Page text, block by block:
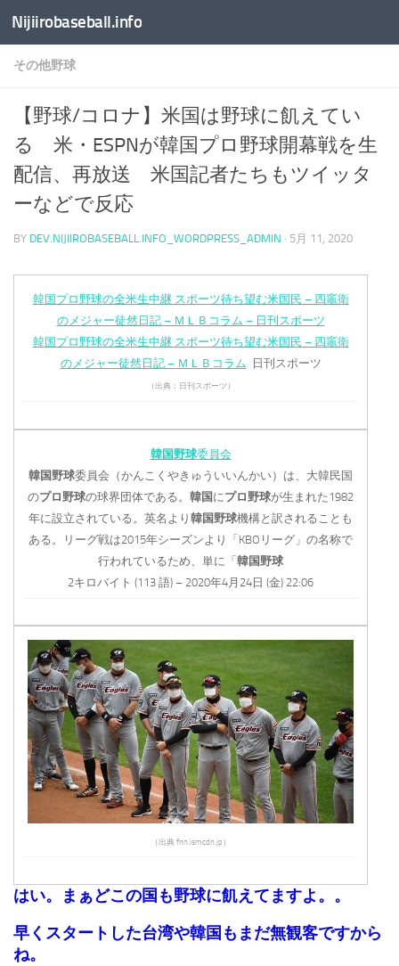
コンテンツへスキップ
Nijiirobaseball.info
その他野球
【野球/コロナ】米国は野球に飢えてい
る 米・ESPNが韓国プロ野球開幕戦を生
配信、再放送 米国記者たちもツイッタ
ーなどで反応
BY DEV.NIJIIROBASEBALL.INFO_WORDPRESS_ADMIN · 5月 11, 2020
韓国プロ野球の全米生中継 スポーツ待ち望む米国民 – 四竈衛
のメジャー徒然日記 – ＭＬＢコラム – 日刊スポーツ
韓国プロ野球の全米生中継 スポーツ待ち望む米国民 – 四竈衛
のメジャー徒然日記 – ＭＬＢコラム
日刊スポーツ
（出典：日刊スポーツ）
韓国野球委員会
韓国野球委員会（かんこくやきゅういいんかい）は、大韓民国
のプロ野球の球界団体である。 韓国に プロ野球が生まれた1982
年に設立されている。英名より 韓国野球機構と訳されることも
ある。リーグ戦は2015年シーズンより「KBOリーグ」の名称で
行われているため、単に「韓国野球
2キロバイト (113 語) – 2020年4月24日 (金) 22:06
（出典 fnn.ismcdn.jp）
はい。まぁどこの国も野球に飢えてますよ。。
早くスタートした台湾や韓国もまだ無観客ですから
ね。